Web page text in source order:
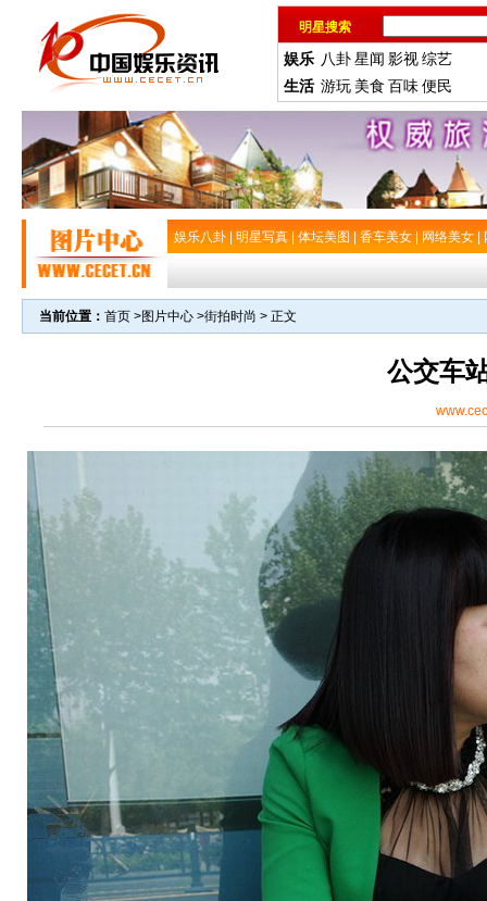
明星搜索
娱乐 八卦星闻 影视综艺
生活 游玩 美食 百味便民
娱乐八卦 明星写真 体坛美图 香车美女 网络美女
当前位置： 首页 >图片中心 >街拍时尚 > 正文
公交车